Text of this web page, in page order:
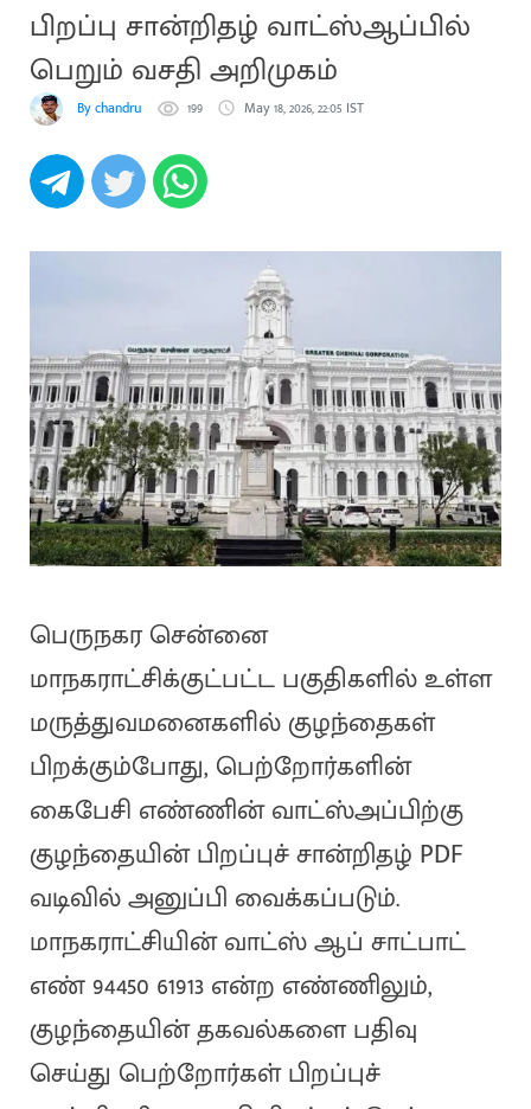
பிறப்பு சான்றிதழ் வாட்ஸ்ஆப்பில்
பெறும் வசதி அறிமுகம்
By chandru 199 May 18, 2026, 22:05 IST
பெருநகர சென்னை
மாநகராட்சிக்குட்பட்ட பகுதிகளில் உள்ள
மருத்துவமனைகளில் குழந்தைகள்
பிறக்கும்போது, பெற்றோர்களின்
கைபேசி எண்ணின் வாட்ஸ்அப்பிற்கு
குழந்தையின் பிறப்புச் சான்றிதழ் PDF
வடிவில் அனுப்பி வைக்கப்படும்.
மாநகராட்சியின் வாட்ஸ் ஆப் சாட்பாட்
எண் 94450 61913 என்ற எண்ணிலும்,
குழந்தையின் தகவல்களை பதிவு
செய்து பெற்றோர்கள் பிறப்புச்